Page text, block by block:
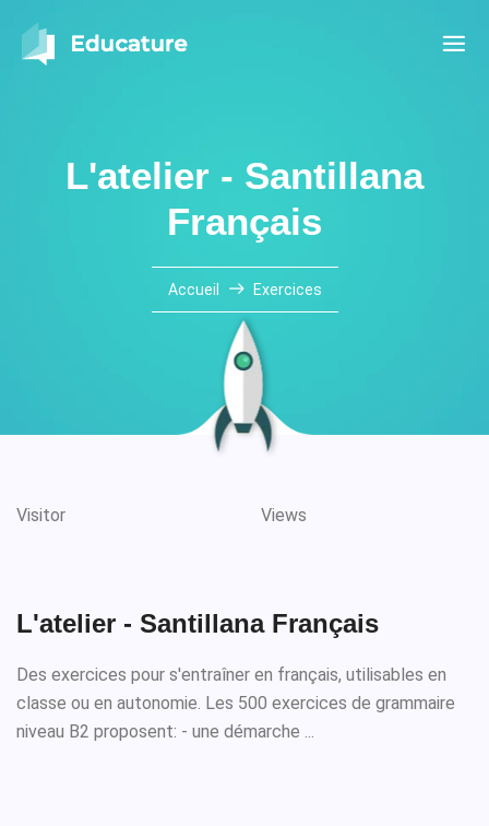
L'atelier - Santillana
Français
Accueil Exercices
Visitor Views
L'atelier - Santillana Français
Des exercices pour s'entraîner en français, utilisables en
classe ou en autonomie. Les 500 exercices de grammaire
niveau B2 proposent: - une démarche ...